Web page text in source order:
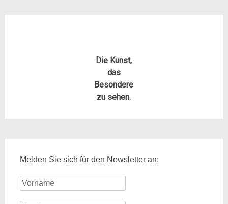
Die Kunst,
das
Besondere
zu sehen.
Melden Sie sich für den Newsletter an: